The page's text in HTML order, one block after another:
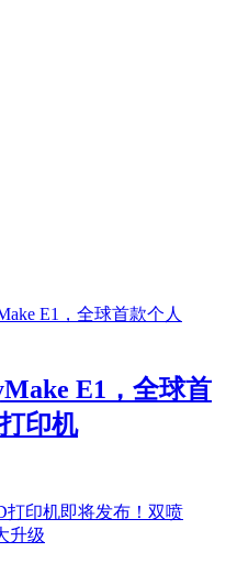
E1，全球首
印机